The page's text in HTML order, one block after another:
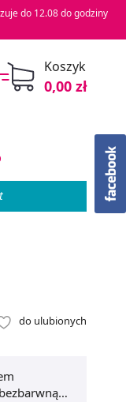
do 12.08 do godziny
Koszyk
0,00 zł
do ulubionych